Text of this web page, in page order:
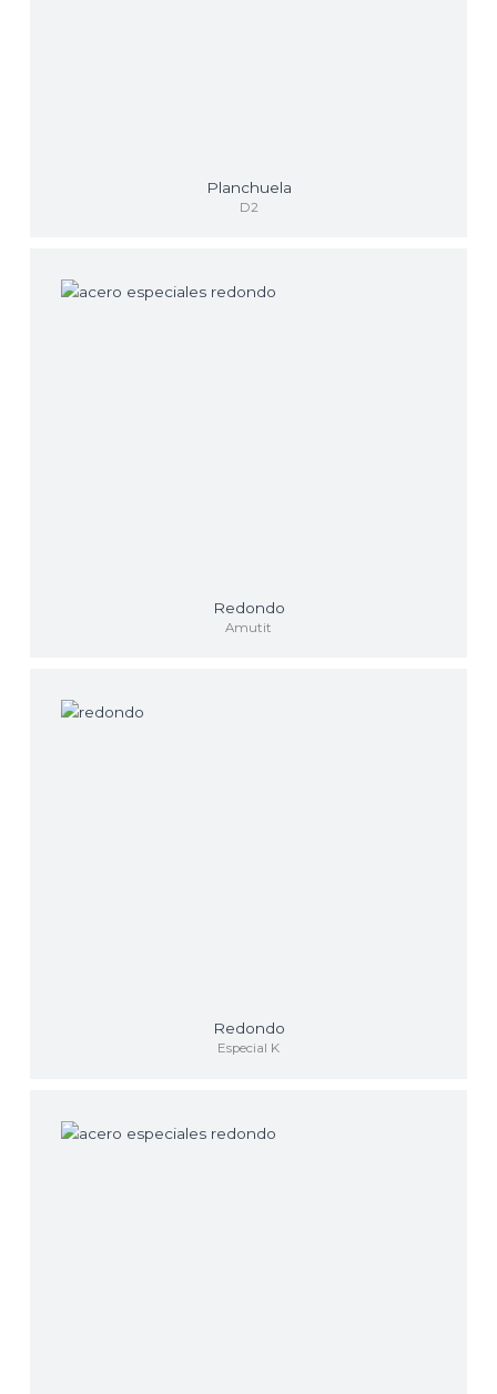
Planchuela
D2
Redondo
Amutit
Redondo
Especial K